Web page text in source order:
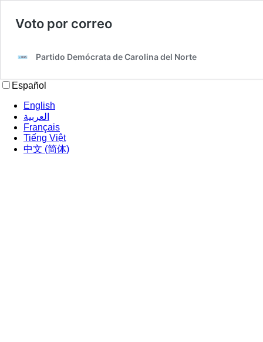
Voto por correo
Partido Demócrata de Carolina del Norte
Español
English
العربية‏
Français
Tiếng Việt
中文 (简体)